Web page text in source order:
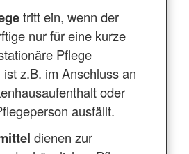
tritt ein, wenn der
nur für eine kurze
Pflege
z.B. im Anschluss an
oder
ausfällt.
dienen zur